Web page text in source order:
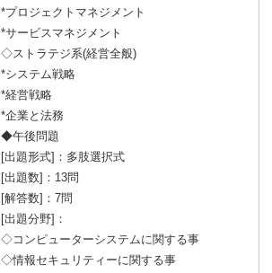
*プロジェクトマネジメント
*サービスマネジメント
◇ストラテジ系(経営全般)
*システム戦略
*経営戦略
*企業と法務
◆午後問題
[出題形式]：多肢選択式
[出題数]：13問
[解答数]：7問
[出題分野]：
◇コンピューターシステムに関する事
◇情報セキュリティーに関する事